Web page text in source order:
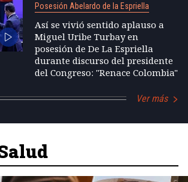
Posesión Abelardo de la Espriella
Así se vivió sentido aplauso a
Miguel Uribe Turbay en
posesión de De La Espriella
durante discurso del presidente
del Congreso: "Renace Colombia"
Ver más